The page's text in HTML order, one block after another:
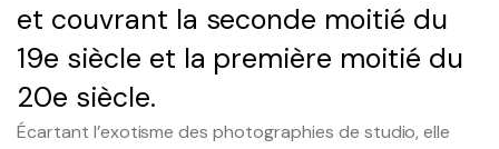
Programmes collaboratifs
Licence et Master
et couvrant la seconde moitié du
19e siècle et la première moitié du
20e siècle.
Écartant l’exotisme des photographies de studio, elle